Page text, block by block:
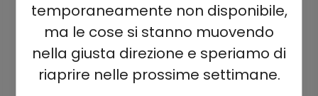
temporaneamente non disponibile,
ma le cose si stanno muovendo
nella giusta direzione e speriamo di
riaprire nelle prossime settimane.